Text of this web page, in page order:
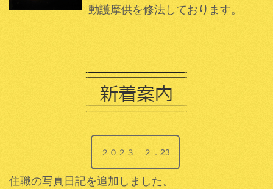
動護摩供を修法しております。
２０２３ ２．23
住職の写真日記を追加しました。